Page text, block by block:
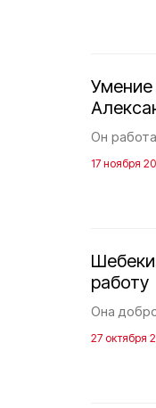
Умение
Он
17 ноября
работу
Она
27 октября